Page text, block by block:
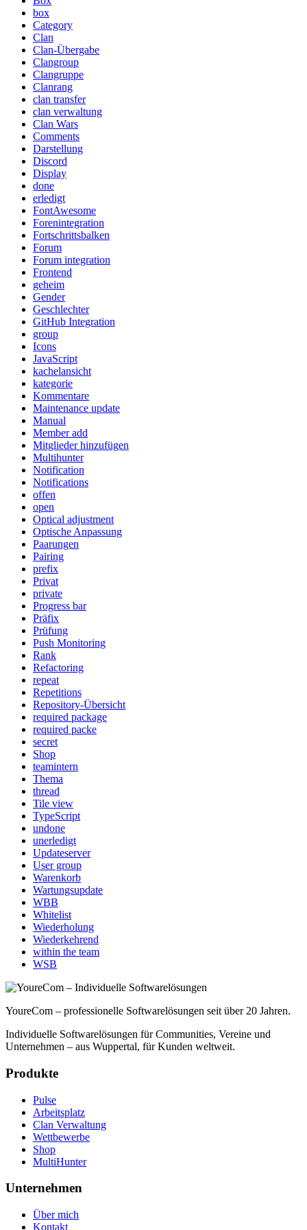
box
Category
Clan
Clan-Übergabe
Clangroup
Clangruppe
Clanrang
clan transfer
clan verwaltung
Clan Wars
Comments
Darstellung
Discord
Display
done
erledigt
FontAwesome
Forenintegration
Fortschrittsbalken
Forum
Forum integration
Frontend
geheim
Gender
Geschlechter
GitHub Integration
group
Icons
JavaScript
kachelansicht
kategorie
Kommentare
Maintenance update
Manual
Member add
Mitglieder hinzufügen
Multihunter
Notification
Notifications
offen
open
Optical adjustment
Optische Anpassung
Paarungen
Pairing
prefix
Privat
private
Progress bar
Präfix
Prüfung
Push Monitoring
Rank
Refactoring
repeat
Repetitions
Repository-Übersicht
required package
required packe
secret
Shop
teamintern
Thema
thread
Tile view
TypeScript
undone
unerledigt
Updateserver
User group
Warenkorb
Wartungsupdate
WBB
Whitelist
Wiederholung
Wiederkehrend
within the team
WSB
YoureCom – professionelle Softwarelösungen seit über 20 Jahren.
Individuelle Softwarelösungen für Communities, Vereine und
Unternehmen – aus Wuppertal, für Kunden weltweit.
Produkte
Pulse
Arbeitsplatz
Clan Verwaltung
Wettbewerbe
Shop
MultiHunter
Unternehmen
Über mich
Kontakt